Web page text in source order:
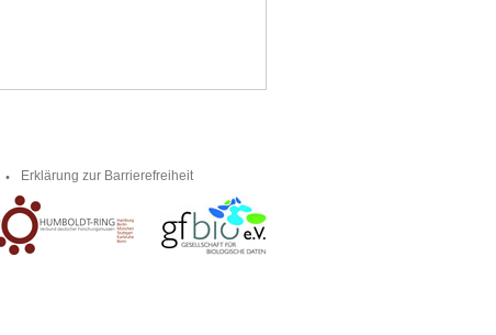
Erklärung zur Barrierefreiheit